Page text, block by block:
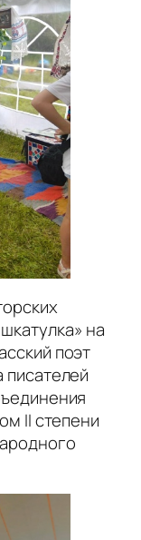
на
поэт
II степени